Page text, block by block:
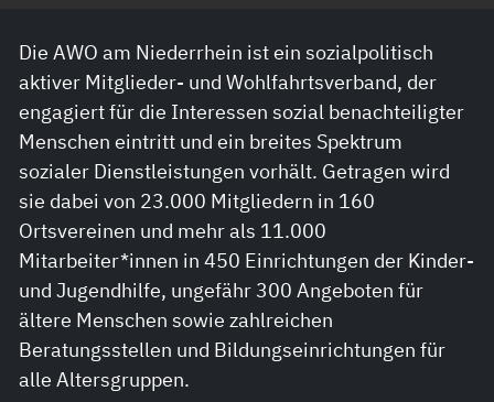
Die AWO am Niederrhein ist ein sozialpolitisch
aktiver Mitglieder- und Wohlfahrtsverband, der
engagiert für die Interessen sozial benachteiligter
Menschen eintritt und ein breites Spektrum
sozialer Dienstleistungen vorhält. Getragen wird
sie dabei von 23.000 Mitgliedern in 160
Ortsvereinen und mehr als 11.000
Mitarbeiter*innen in 450 Einrichtungen der Kinder-
und Jugendhilfe, ungefähr 300 Angeboten für
ältere Menschen sowie zahlreichen
Beratungsstellen und Bildungseinrichtungen für
alle Altersgruppen.